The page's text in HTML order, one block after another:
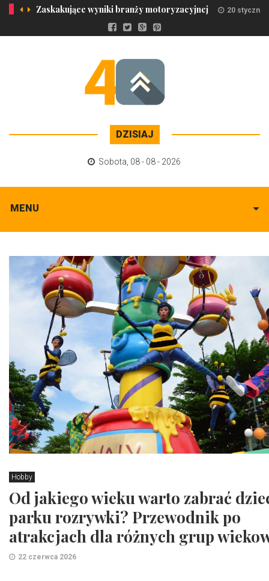
Zaskakujące wyniki branży motoryzacyjnej 20 stycznia
DZISIAJ
Sobota 08 - 08 - 2026
MENU
Hobby
Od jakiego wieku warto zabrać
parku rozrywki? Przewodnik po
atrakcjach dla różnych grup
22 czerwca 2026